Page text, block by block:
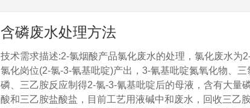
含磷废水处理方法
技术需求描述:2-氯烟酸产品氯化废水的处理，氯化废水为
氯化岗位(2-氯-3-氰基吡啶)产出，3-氰基吡啶氮氧化物、三
磷、三乙胺反应制得2-氯-3-氰基吡啶后的母液，含有大量
酸和三乙胺盐酸盐，目前工艺用液碱中和废水，回收三乙